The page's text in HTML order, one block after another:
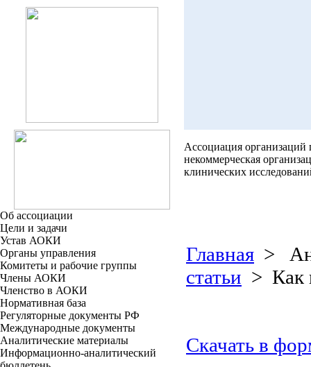
Об ассоциации
Цели и задачи
Устав АОКИ
Органы управления
Комитеты и рабочие группы
Члены АОКИ
Членство в АОКИ
Нормативная база
Регуляторные документы РФ
Международные документы
Аналитические материалы
Информационно-аналитический
Ассоциация
некоммерческая
клинических
Главная >
статьи > Как
Скачать в